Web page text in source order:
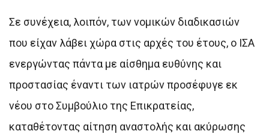
Σε συνέχεια, λοιπόν, των νομικών διαδικασιών
που είχαν λάβει χώρα στις αρχές του έτους, ο ΙΣΑ
ενεργώντας πάντα με αίσθημα ευθύνης και
προστασίας έναντι των ιατρών προσέφυγε εκ
νέου στο Συμβούλιο της Επικρατείας,
καταθέτοντας αίτηση αναστολής και ακύρωσης